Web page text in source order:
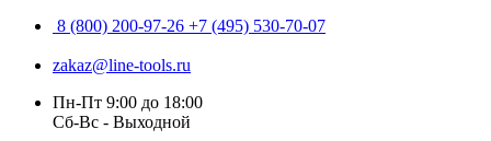
8 (800) 200-97-26 +7 (495) 530-70-07
zakaz@line-tools.ru
Пн-Пт 9:00 до 18:00
Сб-Вс - Выходной